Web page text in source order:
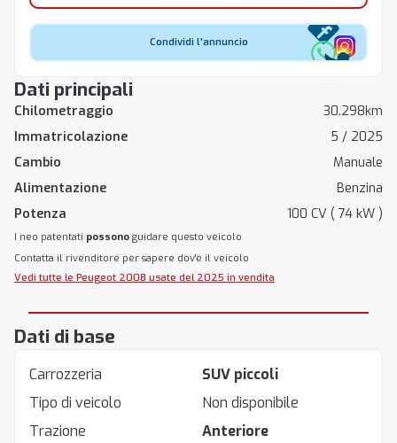
Dati principali
Chilometraggio
30.298km
Immatricolazione
5 / 2025
Cambio
Manuale
Alimentazione
Benzina
Potenza
100 CV ( 74 kW )
I neo patentati possono guidare questo veicolo
Contatta il rivenditore per sapere dov'è il veicolo
Vedi tutte le Peugeot 2008 usate del 2025 in vendita
Condividi l'annuncio
Dati di base
Carrozzeria
SUV piccoli
Tipo di veicolo
Non disponibile
Trazione
Anteriore